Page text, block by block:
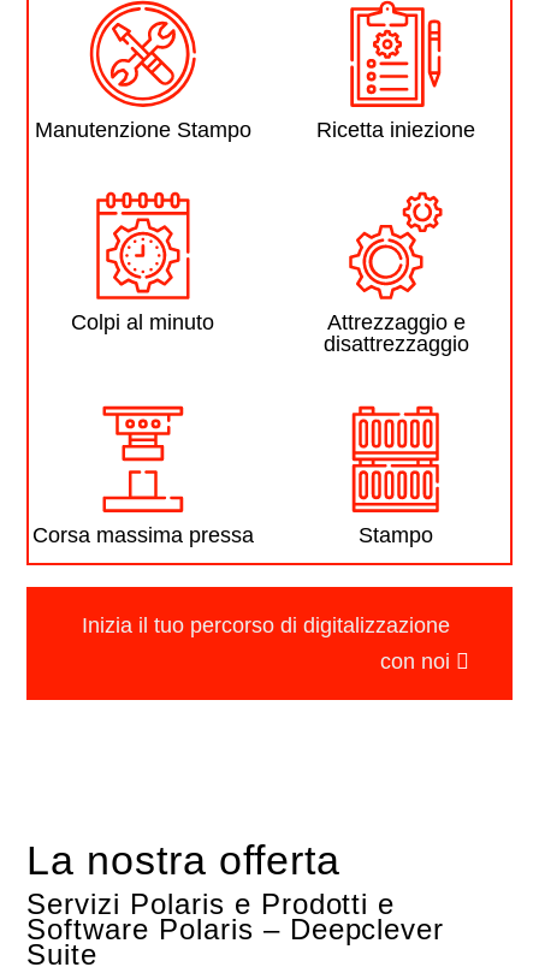
Manutenzione Stampo Ricetta iniezione
Colpi al minuto
Attrezzaggio e
disattrezzaggio
Corsa massima pressa Stampo
Inizia il tuo percorso di digitalizzazione
con noi
La nostra offerta
Servizi Polaris e Prodotti e
Software Polaris – Deepclever
Suite